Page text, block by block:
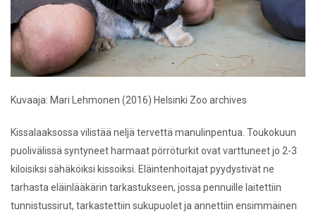
Kuvaaja: Mari Lehmonen (2016) Helsinki Zoo archives
Kissalaaksossa vilistää neljä tervettä manulinpentua. Toukokuun
puolivälissä syntyneet harmaat pörröturkit ovat varttuneet jo 2-3
kiloisiksi sähäköiksi kissoiksi. Eläintenhoitajat pyydystivät ne
tarhasta eläinlääkärin tarkastukseen, jossa pennuille laitettiin
tunnistussirut, tarkastettiin sukupuolet ja annettiin ensimmäinen